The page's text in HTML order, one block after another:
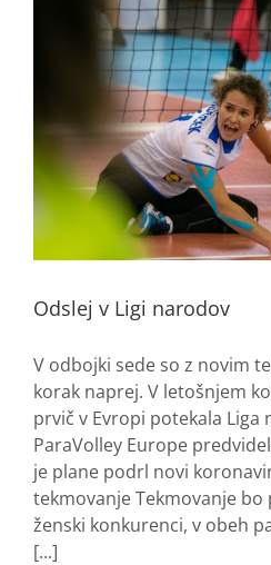
Odslej v Ligi narodov
V odbojki sede so z novim
korak naprej. V letošnjem
prvič v Evropi potekala Liga
ParaVolley Europe
je plane podrl novi
tekmovanje Tekmovanje bo
ženski konkurenci, v obeh
[...]